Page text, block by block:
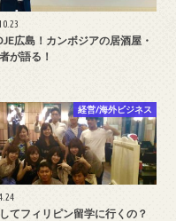
広島！カンボジアの居酒屋・
が語る！
経営/海外ビジネス
てフィリピン留学に行くの？